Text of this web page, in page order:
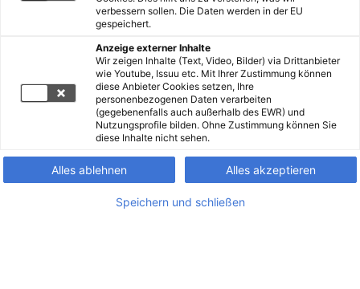
verbessern sollen. Die Daten werden in der EU
gespeichert.
Anzeige externer Inhalte
Wir zeigen Inhalte (Text, Video, Bilder) via Drittanbieter
wie Youtube, Issuu etc. Mit Ihrer Zustimmung können
diese Anbieter Cookies setzen, Ihre
personenbezogenen Daten verarbeiten
(gegebenenfalls auch außerhalb des EWR) und
Nutzungsprofile bilden. Ohne Zustimmung können Sie
diese Inhalte nicht sehen.
Alles ablehnen Alles akzeptieren
Speichern und schließen